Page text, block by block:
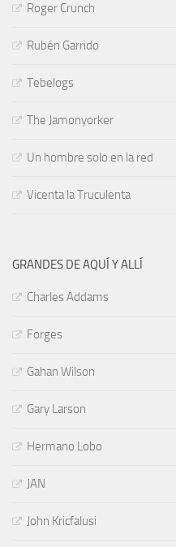
Roger Crunch
Rubén Garrido
Tebelogs
The Jamonyorker
Un hombre solo en la red
Vicenta la Truculenta
GRANDES DE AQUÍ Y ALLÍ
Charles Addams
Forges
Gahan Wilson
Gary Larson
Hermano Lobo
JAN
John Kricfalusi